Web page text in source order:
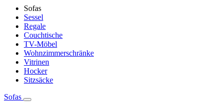
Sofas
Sessel
Regale
Couchtische
TV-Möbel
Wohnzimmerschränke
Vitrinen
Hocker
Sitzsäcke
Sofas